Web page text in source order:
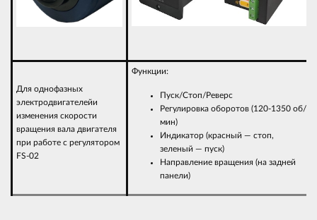
Для однофазных
электродвигателейи
изменения скорости
вращения вала двигателя
при работе с регулятором
FS-02
Функции:
Пуск/Стоп/Реверс
Регулировка оборотов (120-1350 об/
мин)
Индикатор (красный — стоп,
зеленый — пуск)
Направление вращения (на задней
панели)